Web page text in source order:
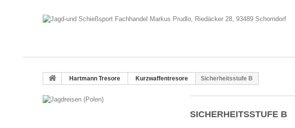
Hartmann Tresore Kurzwaffentresore Sicherheitsstufe B
SICHERHEITSSTUFE B